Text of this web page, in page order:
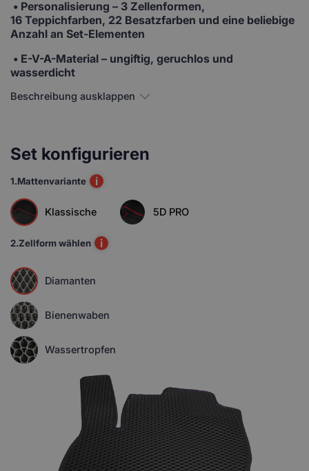
• Personalisierung – 3 Zellenformen,
16 Teppichfarben, 22 Besatzfarben und eine beliebige
Anzahl an Set-Elementen
• E-V-A-Material – ungiftig, geruchlos und
wasserdicht
Beschreibung ausklappen
Set konfigurieren
1.Mattenvariante i
Klassische 5D PRO
2.Zellform wählen i
Diamanten
Bienenwaben
Wassertropfen